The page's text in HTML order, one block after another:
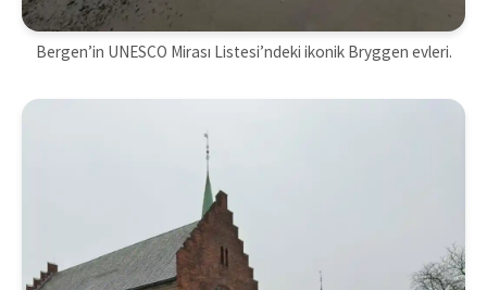
Bergen’in UNESCO Mirası Listesi’ndeki ikonik Bryggen evleri.